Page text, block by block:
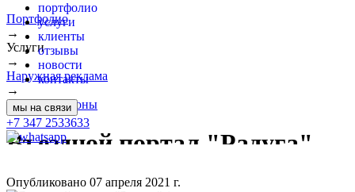
портфолио
услуги
клиенты
отзывы
новости
контакты
мы на связи
+7 347 2533633
Портфолио
→
Услуги
→
Наружная реклама
→
Стелы и пилоны
Въездной портал "Радуга"
Опубликовано 07 апреля 2021 г.